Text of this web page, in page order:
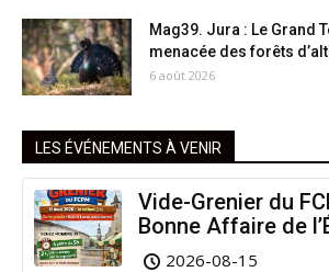
Mag39. Jura : Le Grand
menacée des forêts
6 août 2026
LES ÉVÉNEMENTS À VENIR
Vide-Grenier du
Bonne Affaire de
Arinthod !
2026-08-15